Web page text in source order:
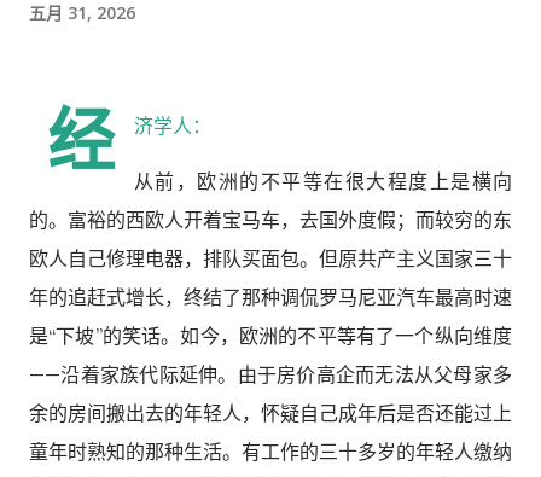
五月 31, 2026
经 济学人：
从前，欧洲的不平等在很大程度上是横向
的。富裕的西欧人开着宝马车，去国外度假；而较穷的东
欧人自己修理电器，排队买面包。但原共产主义国家三十
年的追赶式增长，终结了那种调侃罗马尼亚汽车最高时速
是“下坡”的笑话。如今，欧洲的不平等有了一个纵向维度
——沿着家族代际延伸。由于房价高企而无法从父母家多
余的房间搬出去的年轻人，怀疑自己成年后是否还能过上
童年时熟知的那种生活。有工作的三十多岁的年轻人缴纳